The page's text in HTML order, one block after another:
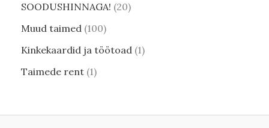
SOODUSHINNAGA! 20
Muud taimed 100
Kinkekaardid ja töötoad 1
Taimede rent 1